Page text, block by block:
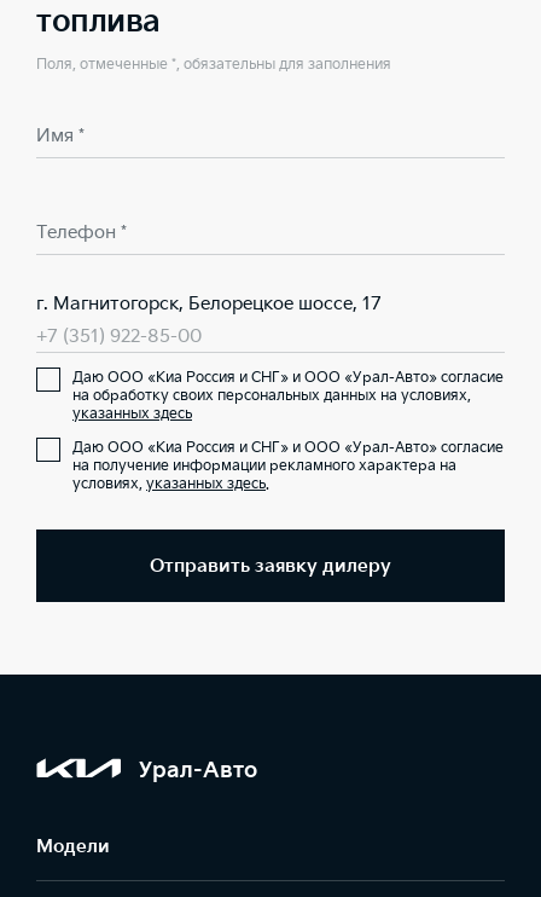
топлива
Поля, отмеченные *, обязательны для заполнения
Имя *
Телефон *
г. Магнитогорск, Белорецкое шоссе, 17
+7 (351) 922-85-00
Даю ООО «Киа Россия и СНГ» и ООО «Урал-Авто» согласие
на обработку своих персональных данных на условиях,
указанных здесь
Даю ООО «Киа Россия и СНГ» и ООО «Урал-Авто» согласие
на получение информации рекламного характера на
условиях, указанных здесь.
Отправить заявку дилеру
Урал-Авто
Модели